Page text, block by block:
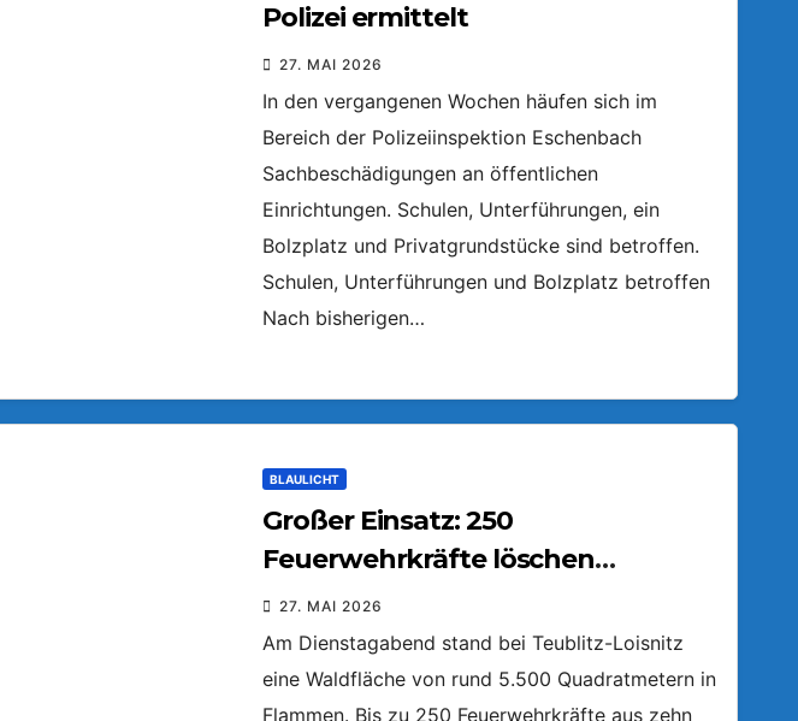
Polizei ermittelt
27. MAI 2026
In den vergangenen Wochen häufen sich im
Bereich der Polizeiinspektion Eschenbach
Sachbeschädigungen an öffentlichen
Einrichtungen. Schulen, Unterführungen, ein
Bolzplatz und Privatgrundstücke sind betroffen.
Schulen, Unterführungen und Bolzplatz betroffen
Nach bisherigen…
BLAULICHT
Großer Einsatz: 250
Feuerwehrkräfte löschen
Waldfläche
27. MAI 2026
Am Dienstagabend stand bei Teublitz-Loisnitz
eine Waldfläche von rund 5.500 Quadratmetern in
Flammen. Bis zu 250 Feuerwehrkräfte aus zehn